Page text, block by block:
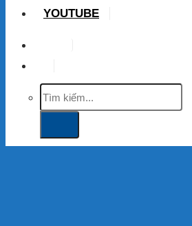
YOUTUBE
Tìm
kiếm: